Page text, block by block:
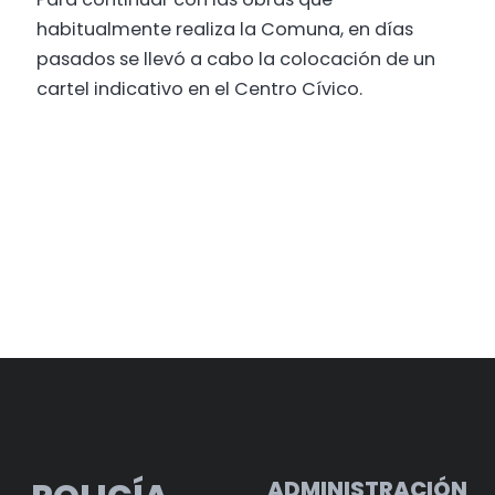
habitualmente realiza la Comuna, en días
pasados se llevó a cabo la colocación de un
cartel indicativo en el Centro Cívico.